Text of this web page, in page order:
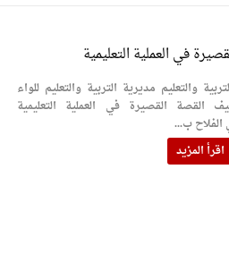
في العملية التعليمية
والتعليم مديرية التربية والتعليم للواء
القصة القصيرة في العملية التعليمية
ب...
اقرأ المزيد